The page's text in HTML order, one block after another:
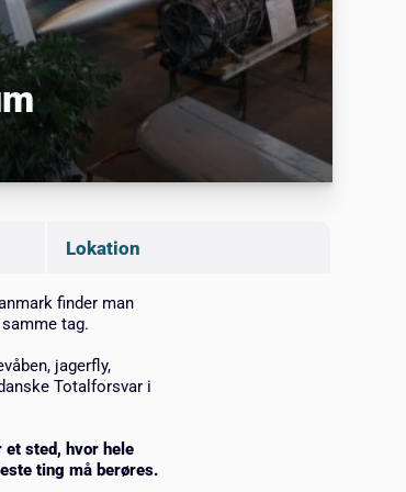
Lokation
finder man
tag.
jagerfly,
Totalforsvar i
sted, hvor hele
ting må berøres.